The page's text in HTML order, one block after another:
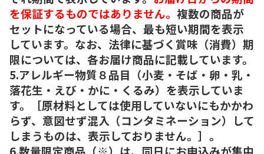
を保証するものではありません。 複数の商品が
セットになっている場合、最も短い期間を表示
しています。なお、法律に基づく賞味（消費）期
限については、各お届け商品に記載しています。
5.アレルギー物質８品目（小麦・そば・卵・乳・
落花生・えび・かに・くるみ）を表示していま
す。［原材料としては使用していないにもかかわ
らず、意図せず混入（コンタミネーション）して
しまうものは、表示しておりません。］。